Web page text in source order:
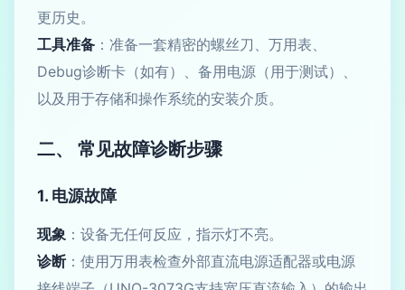
更历史。
工具准备 ：准备一套精密的螺丝刀、万用表、
Debug诊断卡（如有）、备用电源（用于测试）、
以及用于存储和操作系统的安装介质。
二、 常见故障诊断步骤
1. 电源故障
现象 ：设备无任何反应，指示灯不亮。
诊断 ：使用万用表检查外部直流电源适配器或电源